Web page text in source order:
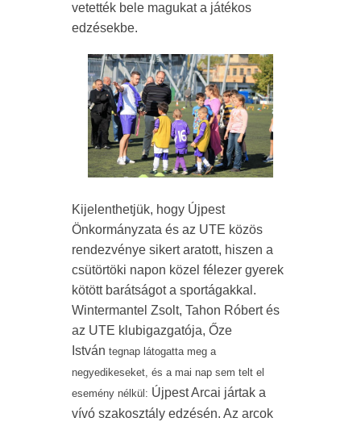
vetették bele magukat a játékos
edzésekbe.
Kijelenthetjük, hogy Újpest
Önkormányzata és az UTE közös
rendezvénye sikert aratott, hiszen a
csütörtöki napon közel félezer gyerek
kötött barátságot a sportágakkal.
Wintermantel Zsolt, Tahon Róbert és
az UTE klubigazgatója, Őze
István tegnap látogatta meg a
negyedikeseket, és a mai nap sem telt el
esemény nélkül: Újpest Arcai jártak a
vívó szakosztály edzésén. Az arcok